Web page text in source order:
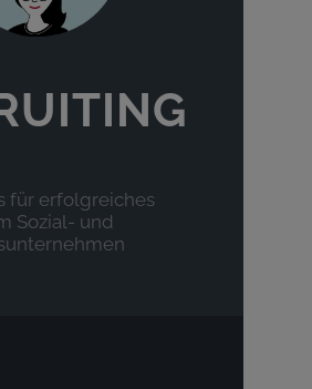
für erfolgreiches
Sozial- und